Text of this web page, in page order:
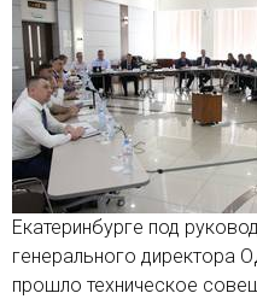
Екатеринбурге под
генерального директора
прошло техническое